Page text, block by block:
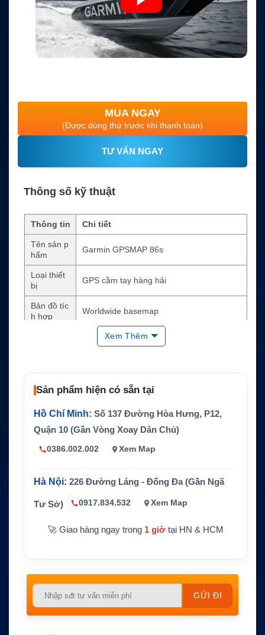
MUA NGAY
(Được dùng thử trước khi thanh toán)
TƯ VẤN NGAY
Thông số kỹ thuật
Thông tin Chi tiết
Tên sản p
hẩm
Garmin GPSMAP 86s
Loại thiết
bị
GPS cầm tay hàng hải
Bản đồ tíc
h hợp
Worldwide basemap
Hỗ trợ thêm BlueChart g3 coastal charts
Màn hình Màu TFT 3 inch, 240 x 400 pixel
Pin Lithium-ion sạc lại, dùng đến 40 giờ
ớc
Kết nối kh
ông dây
Lưu ý
Không có inReach, không cài sẵn BlueChar
Xem Thêm
Sản phẩm hiện có sẵn tại
Hồ Chí Minh: Số 137 Đường Hòa Hưng, P12,
Quận 10 (Gần Vòng Xoay Dân Chủ)
0386.002.002 Xem Map
Hà Nội: 226 Đường Láng - Đống Đa (Gần Ngã
Tư Sở) 0917.834.532 Xem Map
🚀 Giao hàng ngay trong 1 giờtại HN & HCM
Please